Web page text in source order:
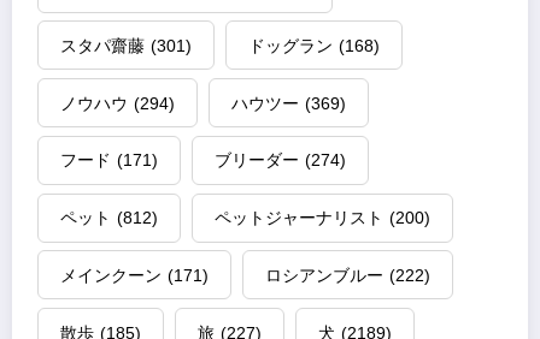
スタパ齋藤 (301) ドッグラン (168)
ノウハウ (294) ハウツー (369)
フード (171) ブリーダー (274)
ペット (812) ペットジャーナリスト (200)
メインクーン (171) ロシアンブルー (222)
散歩 (185) 旅 (227) 犬 (2189)